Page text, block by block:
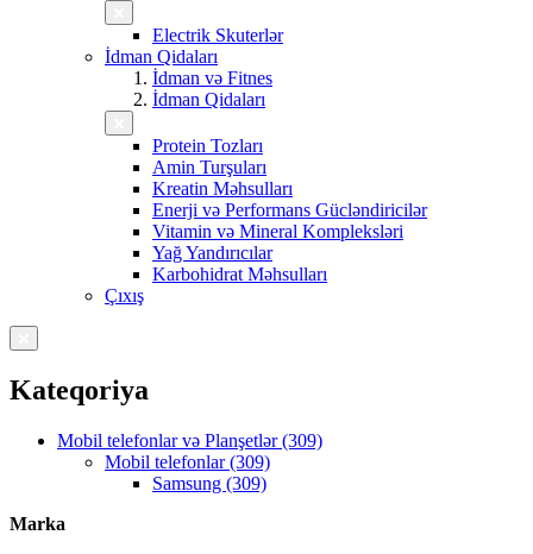
Electrik Skuterlər
İdman Qidaları
İdman və Fitnes
İdman Qidaları
Protein Tozları
Amin Turşuları
Kreatin Məhsulları
Enerji və Performans Gücləndiricilər
Vitamin və Mineral Kompleksləri
Yağ Yandırıcılar
Karbohidrat Məhsulları
Çıxış
Kateqoriya
Mobil telefonlar və Planşetlər (309)
Mobil telefonlar (309)
Samsung (309)
Marka